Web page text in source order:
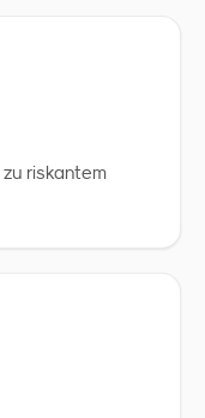
riskantem